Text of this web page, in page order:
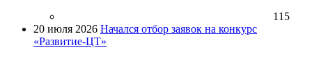
115
20 июля 2026 Начался отбор заявок на конкурс
«Развитие-ЦТ»